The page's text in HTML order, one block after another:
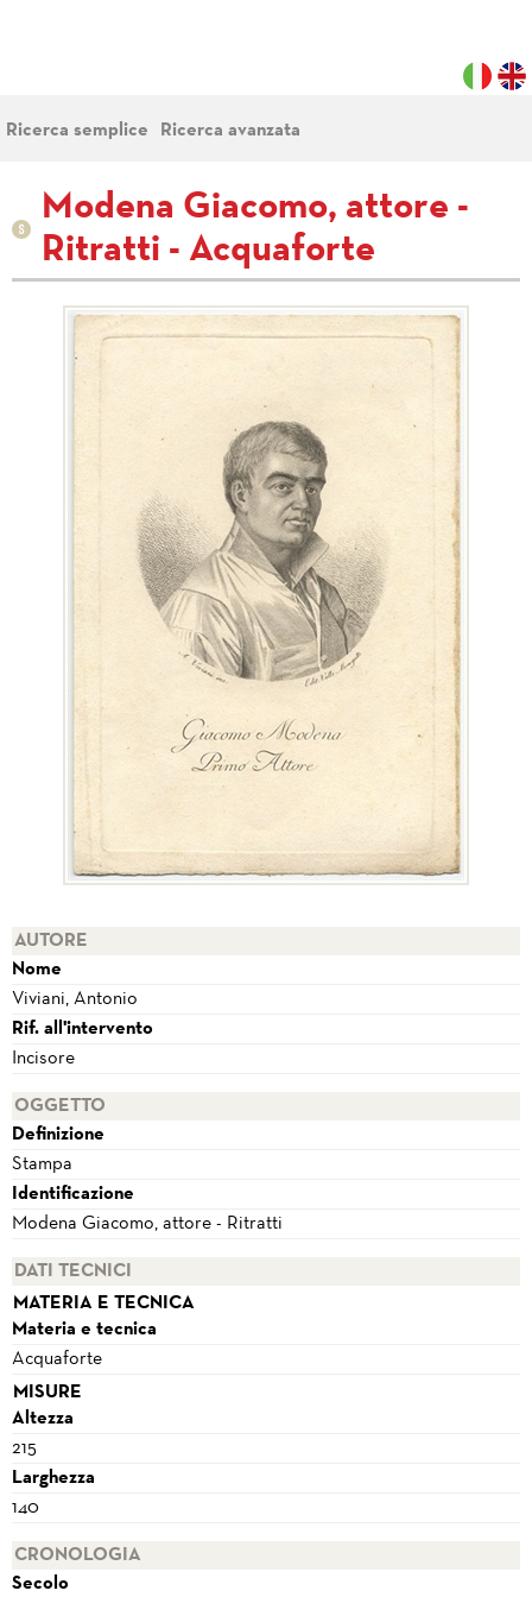
Ricerca semplice Ricerca avanzata
Modena Giacomo, attore -
Ritratti - Acquaforte
AUTORE
Nome
Viviani, Antonio
Rif. all'intervento
Incisore
OGGETTO
Definizione
Stampa
Identificazione
Modena Giacomo, attore - Ritratti
DATI TECNICI
MATERIA E TECNICA
Materia e tecnica
Acquaforte
MISURE
Altezza
215
Larghezza
140
CRONOLOGIA
Secolo